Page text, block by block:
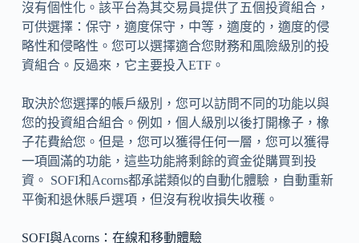
沒有個性化。該平台為其交易員提供了五個投資組合，
可供選擇：保守，適度保守，中等，適度的，適度的侵
略性和侵略性。您可以選擇適合您財務和風險級別的投
資組合。反過來，它主要投入ETF。
取決於您選擇的帳戶級別，您可以訪問不同的功能以與
您的投資組合組合。例如，個人級別以後打開橡子，橡
子花費給您。但是，您可以獲得任何一層，您可以獲得
一項圓滿的功能，這些功能將剩餘的資金從購買到投
資。 SOFI和Acorns都承諾類似的自動化體驗，自動重新
平衡和退休賬戶選項，但沒有稅收損失收穫。
SOFI與Acorns：在線和移動體驗